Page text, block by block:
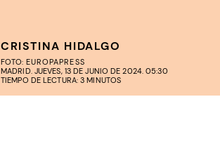
CRISTINA HIDALGO
FOTO: EUROPAPRESS
MADRID. JUEVES, 13 DE JUNIO DE 2024. 05:30
TIEMPO DE LECTURA: 3 MINUTOS